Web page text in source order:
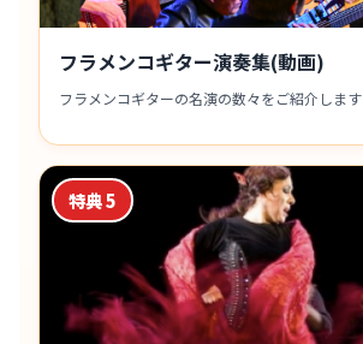
フラメンコギター演奏集(動画)
フラメンコギターの名演の数々をご紹介します
特典 5